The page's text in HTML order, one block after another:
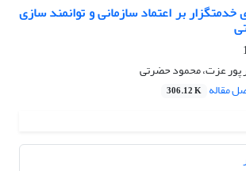
بر اعتماد سازمانی و توانمند سازی
پور عزت، محمود حضرتی
مقاله 306.12 K